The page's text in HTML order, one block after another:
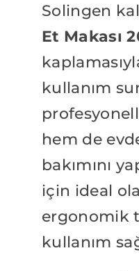
Solingen
Et Makası
kullanım
hem de
bakımını
için ideal
ergonomik
kullanım